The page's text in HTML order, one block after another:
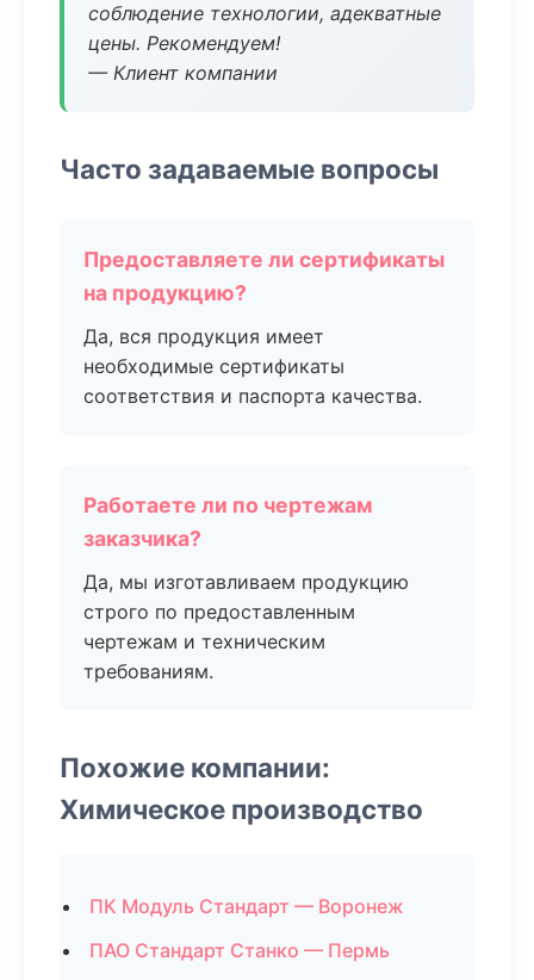
соблюдение технологии, адекватные
цены. Рекомендуем!
— Клиент компании
Часто задаваемые вопросы
Предоставляете ли сертификаты
на продукцию?
Да, вся продукция имеет
необходимые сертификаты
соответствия и паспорта качества.
Работаете ли по чертежам
заказчика?
Да, мы изготавливаем продукцию
строго по предоставленным
чертежам и техническим
требованиям.
Похожие компании:
Химическое производство
ПК Модуль Стандарт — Воронеж
ПАО Стандарт Станко — Пермь